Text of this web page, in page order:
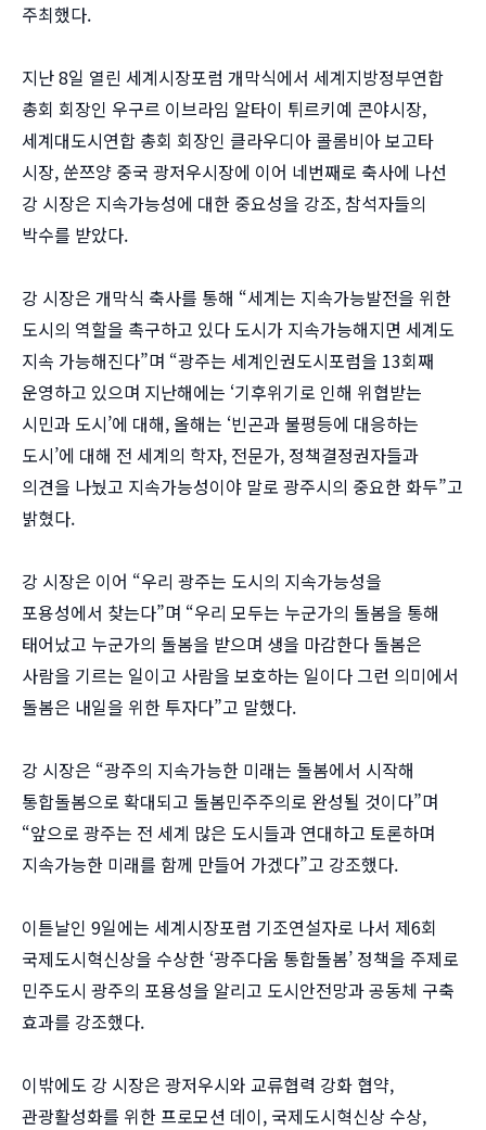
주최했다.
지난 8일 열린 세계시장포럼 개막식에서 세계지방정부연합
총회 회장인 우구르 이브라임 알타이 튀르키예 콘야시장,
세계대도시연합 총회 회장인 클라우디아 콜롬비아 보고타
시장, 쑨쯔양 중국 광저우시장에 이어 네번째로 축사에 나선
강 시장은 지속가능성에 대한 중요성을 강조, 참석자들의
박수를 받았다.
강 시장은 개막식 축사를 통해 “세계는 지속가능발전을 위한
도시의 역할을 촉구하고 있다 도시가 지속가능해지면 세계도
지속 가능해진다”며 “광주는 세계인권도시포럼을 13회째
운영하고 있으며 지난해에는 ‘기후위기로 인해 위협받는
시민과 도시’에 대해, 올해는 ‘빈곤과 불평등에 대응하는
도시’에 대해 전 세계의 학자, 전문가, 정책결정권자들과
의견을 나눴고 지속가능성이야 말로 광주시의 중요한 화두”고
밝혔다.
강 시장은 이어 “우리 광주는 도시의 지속가능성을
포용성에서 찾는다”며 “우리 모두는 누군가의 돌봄을 통해
태어났고 누군가의 돌봄을 받으며 생을 마감한다 돌봄은
사람을 기르는 일이고 사람을 보호하는 일이다 그런 의미에서
돌봄은 내일을 위한 투자다”고 말했다.
강 시장은 “광주의 지속가능한 미래는 돌봄에서 시작해
통합돌봄으로 확대되고 돌봄민주주의로 완성될 것이다”며
“앞으로 광주는 전 세계 많은 도시들과 연대하고 토론하며
지속가능한 미래를 함께 만들어 가겠다”고 강조했다.
이튿날인 9일에는 세계시장포럼 기조연설자로 나서 제6회
국제도시혁신상을 수상한 ‘광주다움 통합돌봄’ 정책을 주제로
민주도시 광주의 포용성을 알리고 도시안전망과 공동체 구축
효과를 강조했다.
이밖에도 강 시장은 광저우시와 교류협력 강화 협약,
관광활성화를 위한 프로모션 데이, 국제도시혁신상 수상,